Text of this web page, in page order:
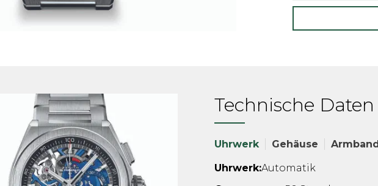
Technische Daten
Uhrwerk Gehäuse Armband
Uhrwerk:Automatik